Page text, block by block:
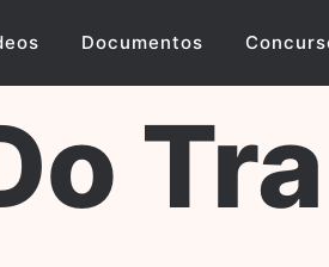
Documentos